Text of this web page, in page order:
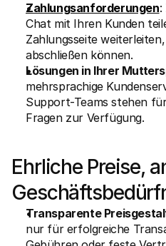
Zahlungsanforderungen:
Chat mit Ihren Kunden
Zahlungsseite
abschließen können.
Lösungen in Ihrer
mehrsprachige
Support-Teams stehen
Fragen zur Verfügung.
Ehrliche Preise,
Transparente
nur für erfolgreiche